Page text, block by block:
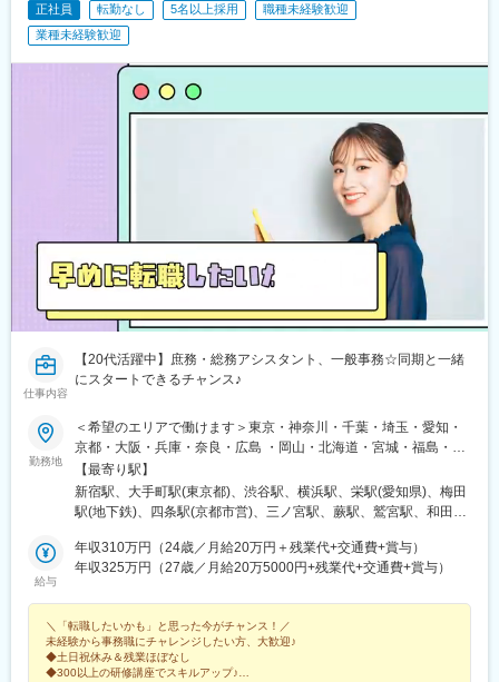
速)、春日野道駅(阪急線)、新長田駅、中山観音駅、紀伊中ノ島
駅、商工センター入口駅、聖マリア病院前駅、東中間駅、佐世保
中央駅、西鉄香椎駅、金山駅(福岡県)、中村日赤駅、本山駅(愛知
県)、西川緑道公園駅、鷹野橋駅、京王八王子駅、布田駅、南阿佐
ケ谷駅、上前津駅、三河知立駅、新浜松駅、南新宿駅、新大阪
駅、名鉄名古屋駅、天神駅、旭橋駅、六本木一丁目駅、泉岳寺
駅、御成門駅、内幸町駅、赤坂見附駅、西日暮里駅(舎人ライナ
ー)、下落合駅、東新宿駅、虎ノ門駅、岩本町駅、京橋駅(東京
都)、京成関屋駅、御徒町駅、大森海岸駅、銀座一丁目駅、茅場町
駅、馬喰町駅、東池袋駅、曳舟駅、西横浜駅、横浜駅、日本大通
り駅、馬車道駅、市川真間駅、鬼越駅、京成千葉駅、川越市駅、
野田駅(阪神線)、四天王寺前夕陽ケ丘駅、大国町駅、森小路駅、昭
和町駅(大阪府)、針中野駅、花園町駅、細井川駅、梅田駅(地下
鉄)、天満橋駅、北浜駅(大阪府)、なんば駅(南海線)、四ツ橋駅、花
田口駅、撮影所前駅、六地蔵駅(京阪線)、桃山御陵前駅、市民広場
駅、三宮・花時計前駅、板宿駅、新井口駅、香椎宮前駅、城下駅
(岡山県)、広電本社前駅、第一通り駅
都)、大師橋駅、大崎駅、大阪ビジネスパーク駅、大阪駅、大濠公
園駅、大宮駅(埼玉県)、大宮駅(京都府)、袋町駅、袋井駅、多賀城
駅、蔵前駅、草津駅(滋賀県)、草加駅、総社駅、倉敷駅、蘇我駅、
善行駅、船橋競馬場駅、船橋駅、浅草橋駅、泉中央駅、川崎駅、
川口駅、川越駅、千里中央駅(北大阪急行)、千葉みなと駅、仙台
駅、赤坂駅(福岡県)、赤坂駅(東京都)、静岡駅、青葉通一番町駅、
青山一丁目駅、西明石駅、西梅田駅、西二見駅、西鉄福岡駅、西
中島南方駅、西大宮駅、西新町駅、西新宿駅、西小倉駅、西宮
駅、西浦和駅、桑園駅、バスセンター前駅、すすきの駅、生麦
駅、星川駅、成田駅、水道町駅、水天宮前駅、陣原駅、人形町
駅、辛島町駅、秦野駅、神立駅、神田駅(東京都)、新百合ケ丘駅、
新長田駅、新大阪駅、新川崎駅、さっぽろ駅、北３４条駅、新静
岡駅、新杉田駅、新宿御苑前駅、海芝浦駅、新子安駅、新橋駅、
新潟駅、新横浜駅、新栄町駅(愛知県)、新浦安駅、心斎橋駅、飾磨
駅、上野駅、上道駅(岡山県)、上鳥羽口駅、上小田井駅、上溝駅、
湘南台駅、沼津駅、小牧口駅、小伝馬町駅、小倉駅(福岡県)、小川
町駅(東京都)、勝どき駅、女学院前駅、初台駅、初石駅、秋葉原
駅、芝公園駅、汐留駅、市川駅、市ケ谷駅、四ツ谷駅、三郷駅(埼
玉県)、三河安城駅、三越前駅、元町駅(北海道)、桜木町駅、桜ノ
宮駅、堺筋本町駅、今池駅(愛知県)、今羽駅、麹町駅、鴻巣駅、高
町駅、南郷１８丁目駅、勾当台公園駅、御茶ノ水駅、呉服町駅(福
岡県)、五条駅(京都市営)、虎ノ門駅、戸田公園駅、戸田駅(埼玉
県)、元町・中華街駅、元町駅(兵庫県)、県庁通り駅、研究学園
駅、熊谷駅、空港第２ビル駅(鉄道)、苦竹駅、九段下駅、銀座駅、
金沢駅、金山駅(愛知県)、北１３条東駅、錦糸町駅、狭山市駅、橋
崎駅、宮城野原駅、京成成田駅、宮原駅、久喜駅、久屋大通駅、
祇園駅(福岡県)、岩本町駅、岩塚駅、丸の内駅(愛知県)、関内駅、
島県)、越谷レイクタウン駅、永田町駅、栄駅(岡山県)、浦和駅、
浦安駅(千葉県)、稲毛駅、稲荷町駅(東京都)、伊丹駅(阪急線)、愛
甲石田駅、阿波座駅、みなとみらい駅、ひたち野うしく駅、なん
正社員 転勤なし 5名以上採用
職種未経験歓迎
業種未経験歓迎
仕事内容
【20代活躍中】庶務・総務アシスタント、一般事務☆同期と一緒
にスタートできるチャンス♪
勤務地
＜希望のエリアで働けます＞東京・神奈川・千葉・埼玉・愛知・
京都・大阪・兵庫・奈良・広島 ・岡山・北海道・宮城・福島・新
潟・茨城・栃木・群馬・石川・富山・長野・静岡・岐阜・三重・
滋賀・香川・愛媛・山口・福岡・熊本・長崎・鹿児島◆転居を伴
う転勤なし◆配属先は通える範囲で希望を考慮して決定◆駅チカ
リモートワーク導入企業も◆20代の女性を中心に活躍中＜配属先
例＞カネボウ化粧品、KDDI、一休、リクルートグループ、
ループ、パナソニックグループ関西：三菱重工業、ローム、住友
ゴム工業、広島：広島ホームテレビ、マツダロジスティクスな
ど、配属先は大手有名企業やグループ会社が中心。4295名以上が
就業先企業の直接雇用へ！（2026年3月末実績）入社後平均2年で
【最寄り駅】
新宿駅、大手町駅(東京都)、渋谷駅、横浜駅、栄駅(愛知県)、梅田
駅(地下鉄)、四条駅(京都市営)、三ノ宮駅、蕨駅、鷲宮駅、和田岬
流山おおたかの森駅、淀屋橋駅、与野駅、有楽町駅、薬院大通
駅、薬院駅、門沢橋駅、門前仲町駅、門司港駅、明石駅、名鉄名
駅、旭川駅、大谷地駅、新さっぽろ駅、豊田市駅、豊洲駅、豊橋
駅、宝町駅(東京都)、平和通駅、平塚駅、平間駅、兵庫駅、福岡空
港駅(鉄道)、伏見駅(愛知県)、武蔵中原駅、武蔵新城駅、武蔵小杉
給与
年収310万円（24歳／月給20万円＋残業代+交通費+賞与）
年収325万円（27歳／月給20万5000円+残業代+交通費+賞与）
＼「転職したいかも」と思った今がチャンス！／
未経験から事務職にチャレンジしたい方、大歓迎♪
◆土日祝休み＆残業ほぼなし
◆300以上の研修講座でスキルアップ♪